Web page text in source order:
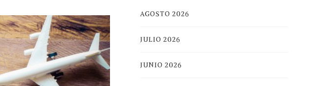
AGOSTO 2026
JULIO 2026
JUNIO 2026